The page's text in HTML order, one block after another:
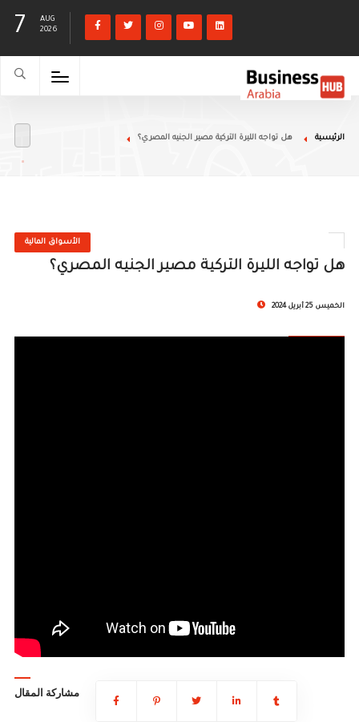
7
AUG
2026
الرئيسية هل تواجه الليرة التركية مصير الجنيه المصري؟
الأسواق المالية
هل تواجه الليرة التركية مصير الجنيه المصري؟
الخميس 25 أبريل 2024
مشاركة المقال